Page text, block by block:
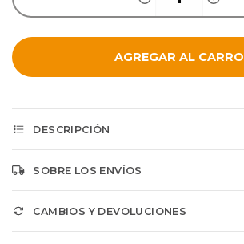
AGREGAR AL CARRO
DESCRIPCIÓN
SOBRE LOS ENVÍOS
CAMBIOS Y DEVOLUCIONES